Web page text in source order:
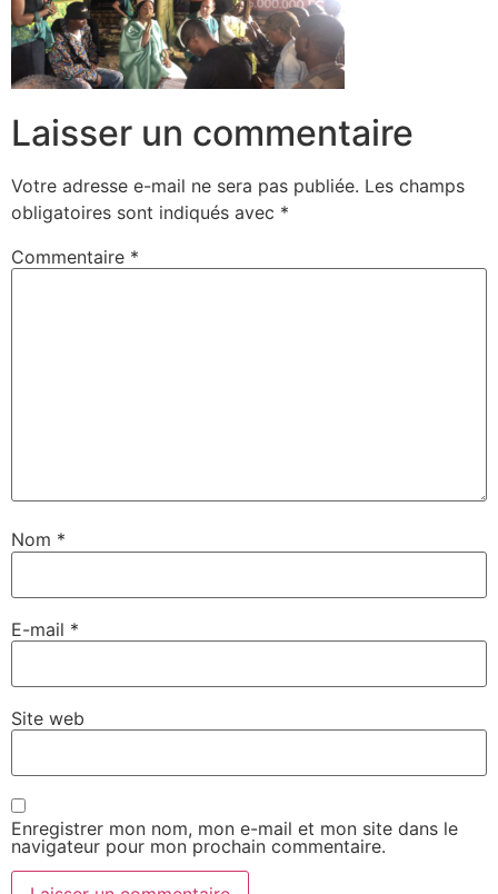
Laisser un commentaire
Votre adresse e-mail ne sera pas publiée. Les champs
obligatoires sont indiqués avec *
Commentaire *
Nom *
E-mail *
Site web
Enregistrer mon nom, mon e-mail et mon site dans le
navigateur pour mon prochain commentaire.